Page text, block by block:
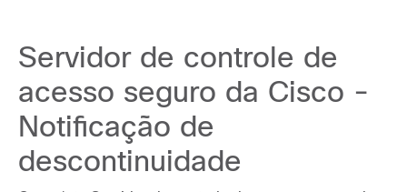
Servidor de controle de
acesso seguro da Cisco -
Notificação de
descontinuidade